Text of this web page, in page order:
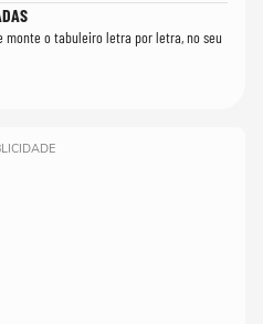
monte o tabuleiro letra por letra, no seu